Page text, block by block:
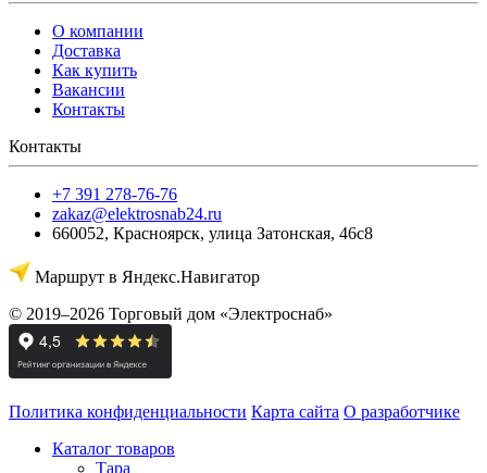
О компании
Доставка
Как купить
Вакансии
Контакты
Контакты
+7 391 278-76-76
zakaz@elektrosnab24.ru
660052, Красноярск, улица Затонская, 46с8
Маршрут в Яндекс.Навигатор
© 2019–2026 Торговый дом «Электроснаб»
Политика конфиденциальности Карта сайта О разработчике
Каталог товаров
Тара